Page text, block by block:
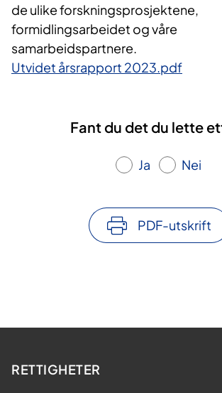
de ulike forskningsprosjektene,
formidlingsarbeidet og våre
samarbeidspartnere.
Utvidet årsrapport 2023.pdf
Fant du det du lette
Ja Nei
PDF-utskrift
RETTIGHETER